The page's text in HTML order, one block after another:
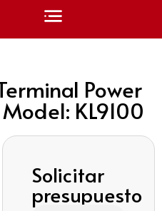
Power
KL9100
Solicitar
presupuesto